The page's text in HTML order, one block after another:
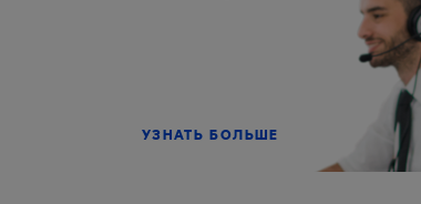
УЗНАТЬ БОЛЬШЕ